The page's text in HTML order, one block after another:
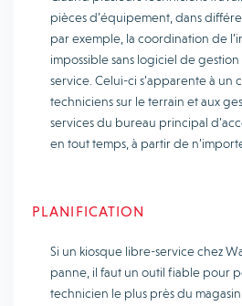
pièces d’équipement, dans
par exemple, la coordination de
impossible sans logiciel de
service. Celui-ci s’apparente à un
techniciens sur le terrain et aux
services du bureau principal
en tout temps, à partir de
PLANIFICATION
Si un kiosque libre-service chez
panne, il faut un outil fiable pour
technicien le plus près du